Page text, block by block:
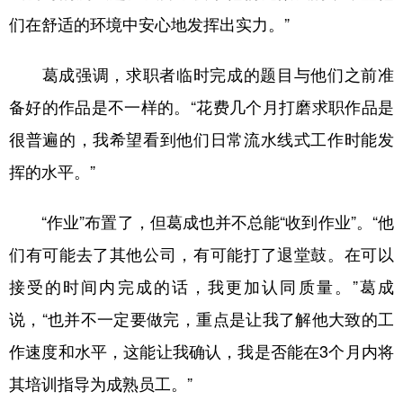
们在舒适的环境中安心地发挥出实力。”
葛成强调，求职者临时完成的题目与他们之前准
备好的作品是不一样的。“花费几个月打磨求职作品是
很普遍的，我希望看到他们日常流水线式工作时能发
挥的水平。”
“作业”布置了，但葛成也并不总能“收到作业”。“他
们有可能去了其他公司，有可能打了退堂鼓。在可以
接受的时间内完成的话，我更加认同质量。”葛成
说，“也并不一定要做完，重点是让我了解他大致的工
作速度和水平，这能让我确认，我是否能在3个月内将
其培训指导为成熟员工。”